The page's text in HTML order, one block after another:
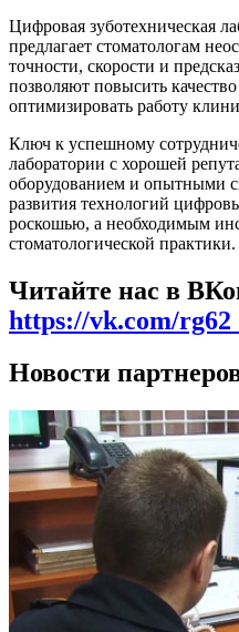
Цифровая зуботехническая
предлагает стоматологам
точности, скорости и
позволяют повысить
оптимизировать работу
Ключ к успешному
лаборатории с хорошей
оборудованием и опытными
развития технологий
роскошью, а необходимым
стоматологической практики.
Читайте нас в
https://vk.com/
Новости